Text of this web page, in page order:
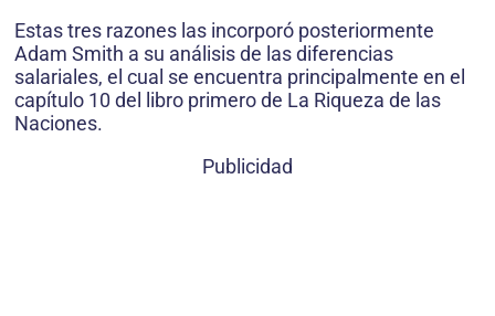
Estas tres razones las incorporó posteriormente
Adam Smith a su análisis de las diferencias
salariales, el cual se encuentra principalmente en el
capítulo 10 del libro primero de La Riqueza de las
Naciones.
Publicidad